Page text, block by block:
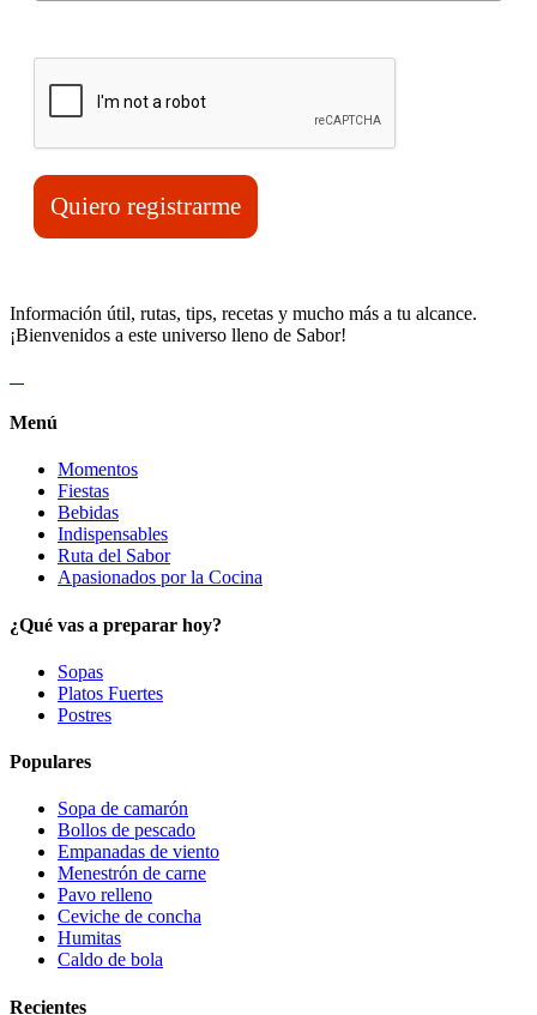
Quiero registrarme
Información útil, rutas, tips, recetas y mucho más a tu alcance.
¡Bienvenidos a este universo lleno de Sabor!
Menú
Momentos
Fiestas
Bebidas
Indispensables
Ruta del Sabor
Apasionados por la Cocina
¿Qué vas a preparar hoy?
Sopas
Platos Fuertes
Postres
Populares
Sopa de camarón
Bollos de pescado
Empanadas de viento
Menestrón de carne
Pavo relleno
Ceviche de concha
Humitas
Caldo de bola
Recientes